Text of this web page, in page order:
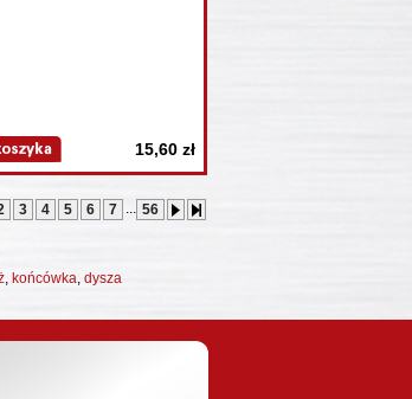
15,60 zł
3 4 5 6 7 ... 56
, końcówka, dysza